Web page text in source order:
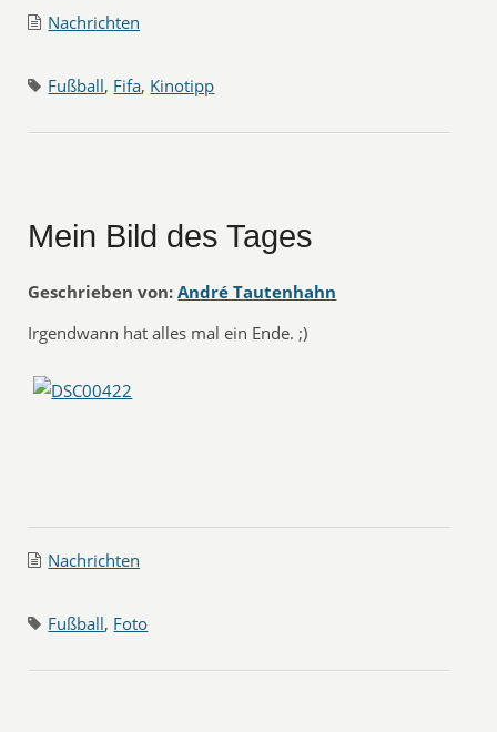
Nachrichten
Fußball, Fifa, Kinotipp
Mein Bild des Tages
Geschrieben von: André Tautenhahn
Irgendwann hat alles mal ein Ende. ;)
Nachrichten
Fußball, Foto